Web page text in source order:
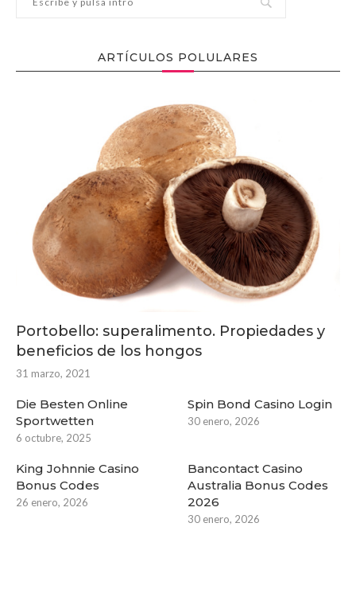
ARTÍCULOS POLULARES
Portobello: superalimento. Propiedades y
beneficios de los hongos
31 marzo, 2021
Die Besten Online
Sportwetten
6 octubre, 2025
Spin Bond Casino Login
30 enero, 2026
King Johnnie Casino
Bonus Codes
26 enero, 2026
Bancontact Casino
Australia Bonus Codes
2026
30 enero, 2026